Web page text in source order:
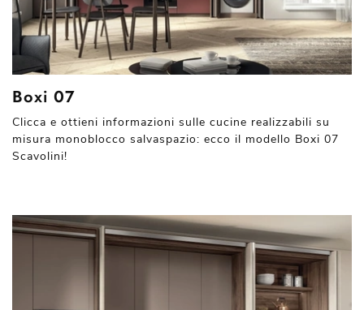
Boxi 07
Clicca e ottieni informazioni sulle cucine realizzabili su
misura monoblocco salvaspazio: ecco il modello Boxi 07
Scavolini!